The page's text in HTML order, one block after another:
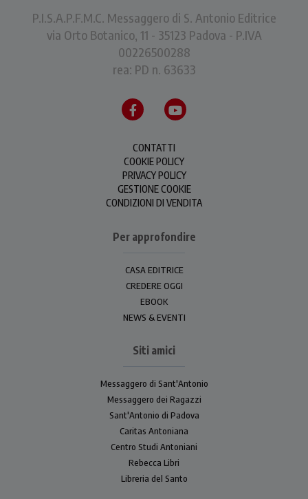
P.I.S.A.P.F.M.C. Messaggero di S. Antonio Editrice
via Orto Botanico, 11 - 35123 Padova - P.IVA
00226500288
rea: PD n. 63633
CONTATTI
COOKIE POLICY
PRIVACY POLICY
GESTIONE COOKIE
CONDIZIONI DI VENDITA
Per approfondire
CASA EDITRICE
CREDERE OGGI
EBOOK
NEWS & EVENTI
Siti amici
Messaggero di Sant'Antonio
Messaggero dei Ragazzi
Sant'Antonio di Padova
Caritas Antoniana
Centro Studi Antoniani
Rebecca Libri
Libreria del Santo